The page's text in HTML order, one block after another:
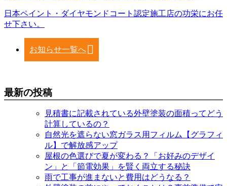
日本ペイント・ダイヤモンドコート認定施工店の功栄にお任
せ下さい。
お知らせ一覧へ
最新の投稿
見積書に記載されている外壁塗装の面積ってどう
計算しているの？
自然光を遮らない窓ガラス用フィルム【グラフィ
ル】で解放感アップ
屋根の色選びで夏が変わる？「お好みのデザイ
ン」と「節電効果」を賢く両立する秘訣
雨で工事が進まないと費用はどうなる？